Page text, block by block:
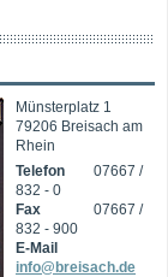
Münsterplatz 1
79206 Breisach am
Rhein
Telefon
07667 /
832 - 0
Fax
07667 /
832 - 900
E-Mail
info@breisach.de